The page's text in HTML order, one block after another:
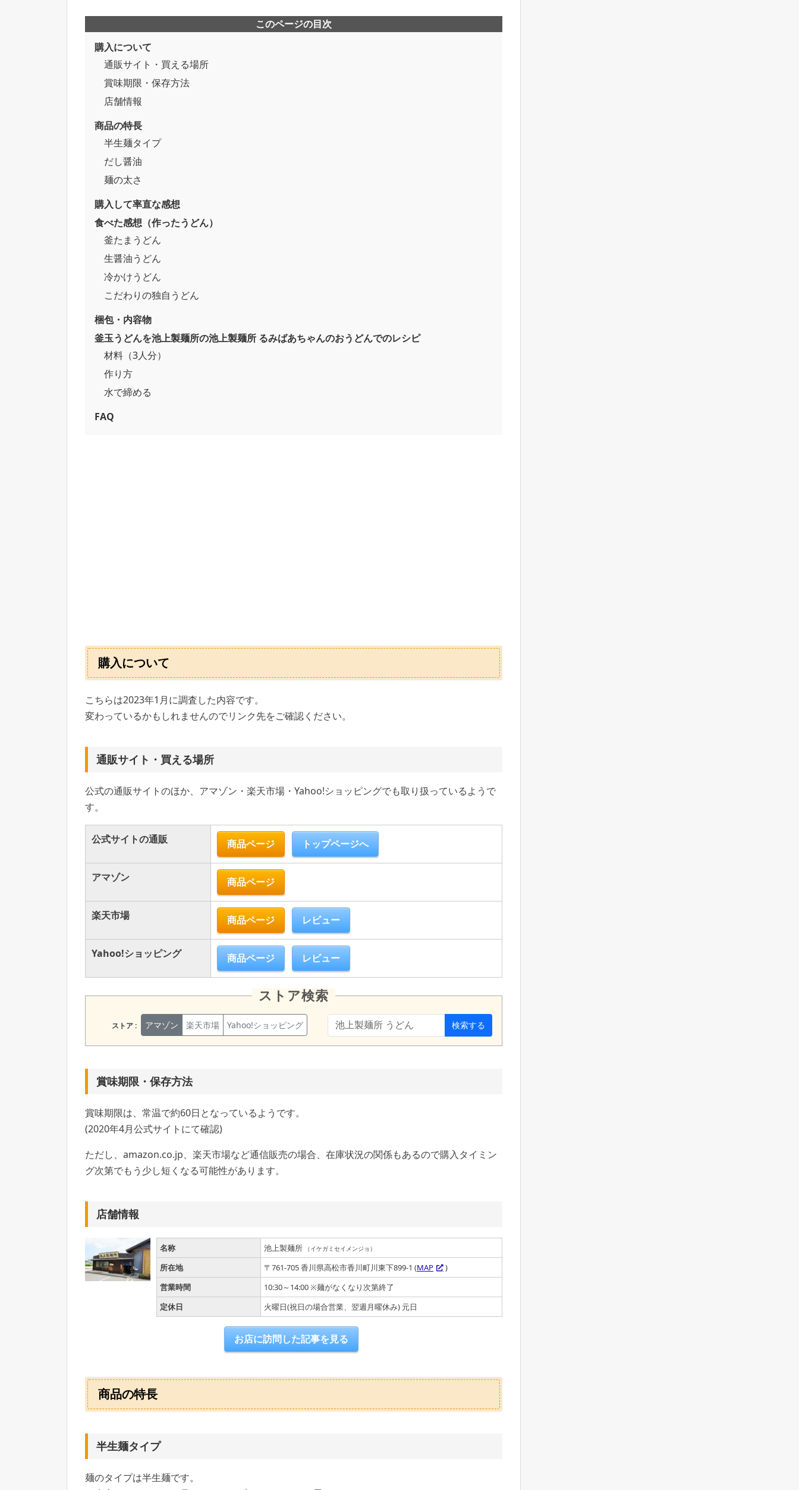
このページの目次
購入について
通販サイト・買える場所
賞味期限・保存方法
店舗情報
商品の特長
半生麺タイプ
だし醤油
麺の太さ
購入して率直な感想
食べた感想（作ったうどん）
釜たまうどん
生醤油うどん
冷かけうどん
こだわりの独自うどん
梱包・内容物
釜玉うどんを池上製麺所の池上製麺所 るみばあちゃんのおうどんでのレシピ
材料（3人分）
作り方
水で締める
FAQ
購入について
こちらは2023年1月に調査した内容です。
変わっているかもしれませんのでリンク先をご確認ください。
通販サイト・買える場所
公式の通販サイトのほか、アマゾン・楽天市場・Yahoo!ショッピングでも取り扱っているようで
す。
公式サイトの通販 商品ページ トップページへ
アマゾン 商品ページ
楽天市場 商品ページ レビュー
Yahoo!ショッピング 商品ページ レビュー
ストア検索
ストア : アマゾン 楽天市場 Yahoo!ショッピング 検索する
賞味期限・保存方法
賞味期限は、常温で約60日となっているようです。
(2020年4月公式サイトにて確認)
ただし、amazon.co.jp、楽天市場など通信販売の場合、在庫状況の関係もあるので購入タイミン
グ次第でもう少し短くなる可能性があります。
店舗情報
名称 池上製麺所 （イケガミセイメンジョ）
所在地 〒761-705 香川県高松市香川町川東下899-1 (MAP
)
営業時間
10:30～14:00 ※麺がなくなり次第終了
定休日
火曜日(祝日の場合営業、翌週月曜休み) 元日
お店に訪問した記事を見る
商品の特長
半生麺タイプ
麺のタイプは半生麺です。